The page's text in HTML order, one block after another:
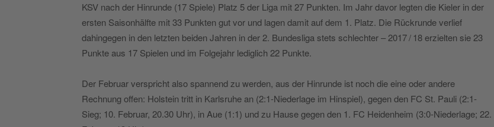
KSV nach der Hinrunde (17 Spiele) Platz 5 der Liga mit 27 Punkten. Im Jahr davor legten die Kieler in der
ersten Saisonhälfte mit 33 Punkten gut vor und lagen damit auf dem 1. Platz. Die Rückrunde verlief
dahingegen in den letzten beiden Jahren in der 2. Bundesliga stets schlechter – 2017 / 18 erzielten sie 23
Punkte aus 17 Spielen und im Folgejahr lediglich 22 Punkte.
Der Februar verspricht also spannend zu werden, aus der Hinrunde ist noch die eine oder andere
Rechnung offen: Holstein tritt in Karlsruhe an (2:1-Niederlage im Hinspiel), gegen den FC St. Pauli (2:1-
Sieg; 10. Februar, 20.30 Uhr), in Aue (1:1) und zu Hause gegen den 1. FC Heidenheim (3:0-Niederlage; 22.